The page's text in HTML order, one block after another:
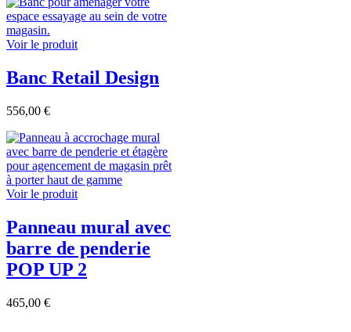
Voir le produit
Banc Retail Design
556,00 €
Voir le produit
Panneau mural avec
barre de penderie
POP UP 2
465,00 €